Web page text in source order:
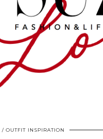
OUTFIT INSPIRATION